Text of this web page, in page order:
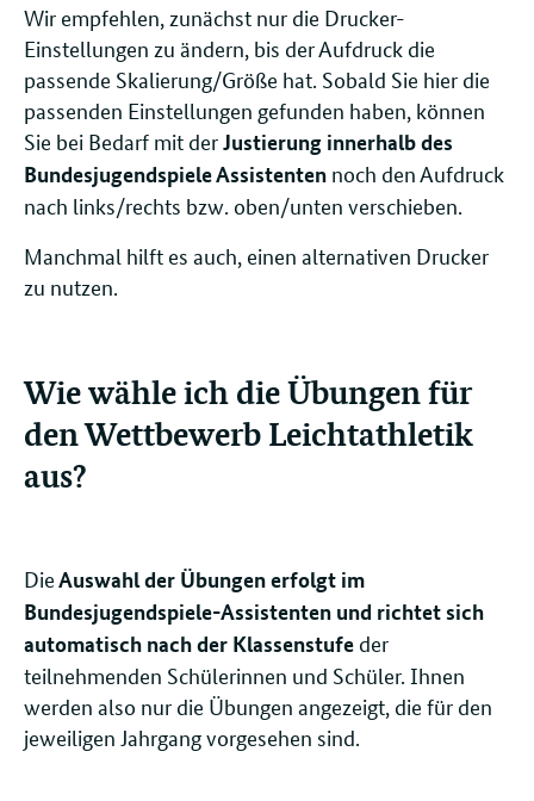
Wir empfehlen, zunächst nur die Drucker-
Einstellungen zu ändern, bis der Aufdruck die
passende Skalierung/Größe hat. Sobald Sie hier die
passenden Einstellungen gefunden haben, können
Sie bei Bedarf mit derJustierung innerhalb des
Bundesjugendspiele Assistenten noch den Aufdruck
nach links/rechts bzw. oben/unten verschieben.
Manchmal hilft es auch, einen alternativen Drucker
zu nutzen.
Wie wähle ich die Übungen für
den Wettbewerb Leichtathletik
aus?
DieAuswahl der Übungen erfolgt im
Bundesjugendspiele-Assistenten und richtet sich
automatisch nach der Klassenstufe der
teilnehmenden Schülerinnen und Schüler. Ihnen
werden also nur die Übungen angezeigt, die für den
jeweiligen Jahrgang vorgesehen sind.